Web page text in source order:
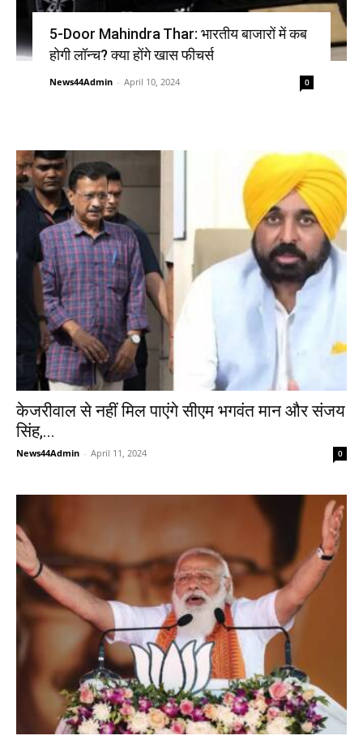
5-Door Mahindra Thar: भारतीय बाजारों में कब
होगी लॉन्च? क्या होंगे खास फीचर्स
News44Admin - April 10, 2024 0
केजरीवाल से नहीं मिल पाएंगे सीएम भगवंत मान और संजय
सिंह,...
News44Admin - April 11, 2024 0